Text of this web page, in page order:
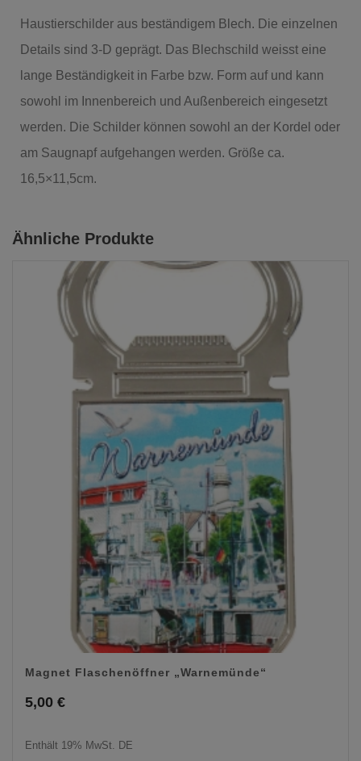
Haustierschilder aus beständigem Blech. Die einzelnen
Details sind 3-D geprägt. Das Blechschild weisst eine
lange Beständigkeit in Farbe bzw. Form auf und kann
sowohl im Innenbereich und Außenbereich eingesetzt
werden. Die Schilder können sowohl an der Kordel oder
am Saugnapf aufgehangen werden. Größe ca.
16,5×11,5cm.
Ähnliche Produkte
Magnet Flaschenöffner „Warnemünde“
5,00 €
Enthält 19% MwSt. DE